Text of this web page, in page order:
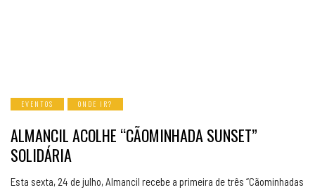
EVENTOS ONDE IR?
ALMANCIL ACOLHE “CÃOMINHADA SUNSET”
SOLIDÁRIA
Esta sexta, 24 de julho, Almancil recebe a primeira de três “Cãominhadas